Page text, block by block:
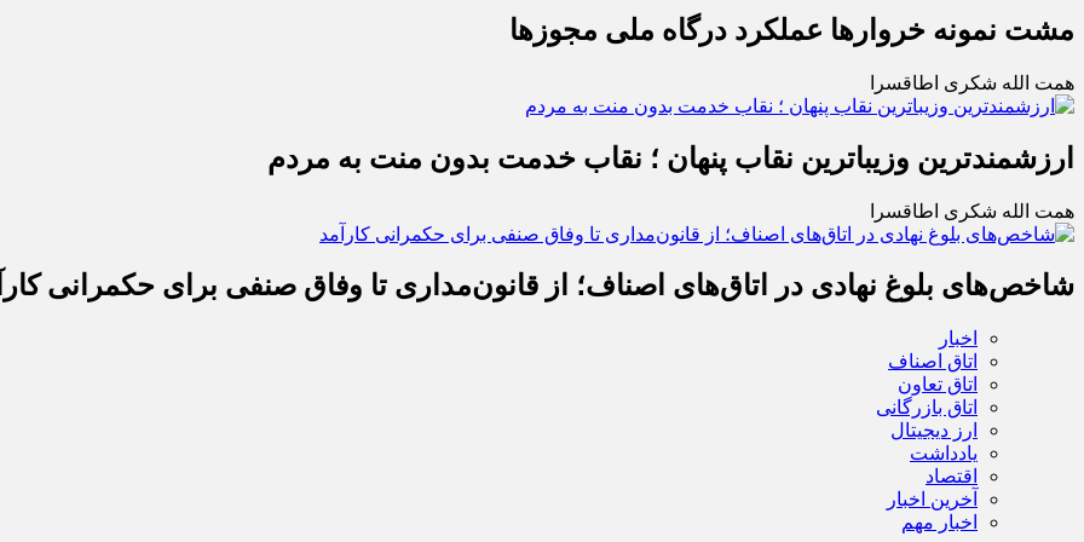
مشت نمونه خروارها عملکرد درگاه ملی مجوزها
همت الله شکری اطاقسرا
ارزشمندترین وزیباترین نقاب پنهان ؛ نقاب خدمت بدون منت به مردم
همت الله شکری اطاقسرا
شاخص‌های بلوغ نهادی در اتاق‌های اصناف؛ از قانون‌مداری تا وفاق صنفی برای حکمرانی
اخبار
اتاق اصناف
اتاق تعاون
اتاق بازرگانی
ارز دیجیتال
یادداشت
اقتصاد
آخرین اخبار
اخبار مهم